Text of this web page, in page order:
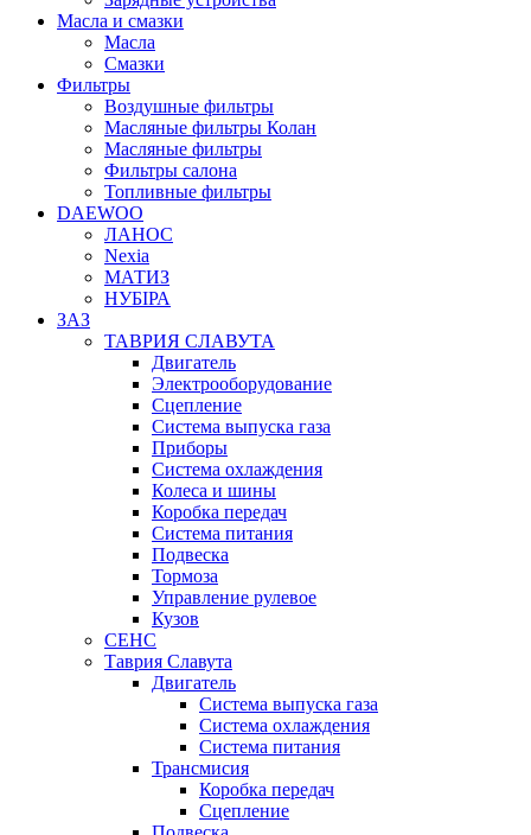
Масла и смазки
Масла
Смазки
Фильтры
Воздушные фильтры
Масляные фильтры Колан
Масляные фильтры
Фильтры салона
Топливные фильтры
DAEWOO
ЛАНОС
Nexia
МАТИЗ
НУБІРА
ЗАЗ
ТАВРИЯ СЛАВУТА
Двигатель
Электрооборудование
Сцепление
Система выпуска газа
Приборы
Система охлаждения
Колеса и шины
Коробка передач
Система питания
Подвеска
Тормоза
Управление рулевое
Кузов
СЕНС
Таврия Славута
Двигатель
Система выпуска газа
Система охлаждения
Система питания
Трансмисия
Коробка передач
Сцепление